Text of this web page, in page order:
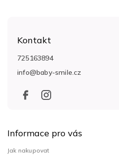
Kontakt
info@baby-smile.cz
725163894
Informace pro vás
Jak nakupovat